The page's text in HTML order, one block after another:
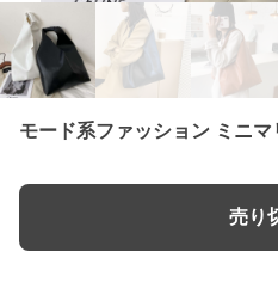
モード系ファッション ミニ
売り